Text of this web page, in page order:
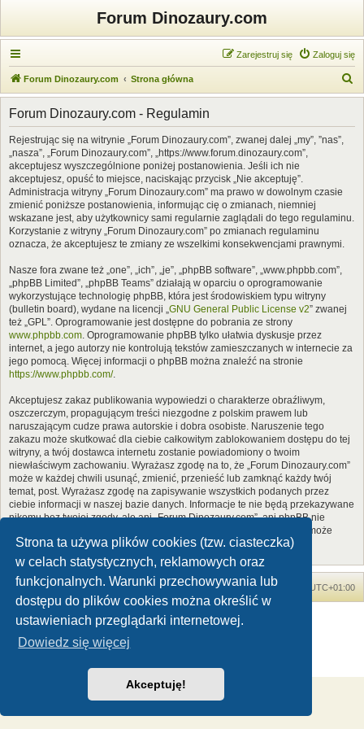
Strona ta używa plików cookies (tzw. ciasteczka)
w celach statystycznych, reklamowych oraz
funkcjonalnych. Warunki przechowywania lub
dostępu do plików cookies można określić w
ustawieniach przeglądarki internetowej.
Dowiedz się więcej
Akceptuję!
Forum Dinozaury.com
Zaloguj się
Zarejestruj się
Forum Dinozaury.com Strona główna
z
Forum Dinozaury.com - Regulamin
Rejestrując się na witrynie „Forum Dinozaury.com”, zwanej dalej „my”, ”nas”,
„nasza”, „Forum Dinozaury.com”, „https://www.forum.dinozaury.com”,
akceptujesz wyszczególnione poniżej postanowienia. Jeśli ich nie
akceptujesz, opuść to miejsce, naciskając przycisk „Nie akceptuję”.
Administracja witryny „Forum Dinozaury.com” ma prawo w dowolnym czasie
zmienić poniższe postanowienia, informując cię o zmianach, niemniej
wskazane jest, aby użytkownicy sami regularnie zaglądali do tego regulaminu.
Korzystanie z witryny „Forum Dinozaury.com” po zmianach regulaminu
oznacza, że akceptujesz te zmiany ze wszelkimi konsekwencjami prawnymi.
Nasze fora zwane też „one”, „ich”, „je”, „phpBB software”, „www.phpbb.com”,
„phpBB Limited”, „phpBB Teams” działają w oparciu o oprogramowanie
wykorzystujące technologię phpBB, która jest środowiskiem typu witryny
(bulletin board), wydane na licencji „GNU General Public License v2” zwanej
też „GPL”. Oprogramowanie jest dostępne do pobrania ze strony
www.phpbb.com. Oprogramowanie phpBB tylko ułatwia dyskusje przez
internet, a jego autorzy nie kontrolują tekstów zamieszczanych w internecie za
jego pomocą. Więcej informacji o phpBB można znaleźć na stronie
https://www.phpbb.com/.
Akceptujesz zakaz publikowania wypowiedzi o charakterze obraźliwym,
oszczerczym, propagującym treści niezgodne z polskim prawem lub
naruszającym cudze prawa autorskie i dobra osobiste. Naruszenie tego
zakazu może skutkować dla ciebie całkowitym zablokowaniem dostępu do tej
witryny, a twój dostawca internetu zostanie powiadomiony o twoim
niewłaściwym zachowaniu. Wyrażasz zgodę na to, że „Forum Dinozaury.com”
może w każdej chwili usunąć, zmienić, przenieść lub zamknąć każdy twój
temat, post. Wyrażasz zgodę na zapisywanie wszystkich podanych przez
ciebie informacji w naszej bazie danych. Informacje te nie będą przekazywane
nikomu bez twojej zgody, ale ani „Forum Dinozaury.com”, ani phpBB nie
ponosi odpowiedzialności za włamania do witryny, podczas których może
dojść do kradzieży danych.
Forum Dinozaury.com Strona główna Strefa czasowa UTC+01:00
Dinozaury.com© 2006-2020
Polski pakiet językowy dostarcza